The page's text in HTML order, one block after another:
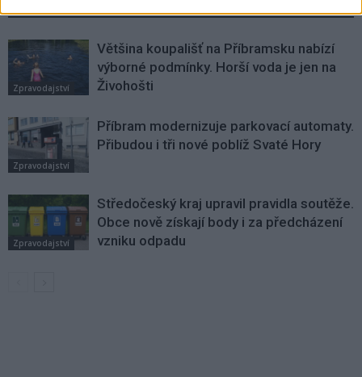
Zpravodajství
Většina koupališť na Příbramsku nabízí
výborné podmínky. Horší voda je jen na
Živohošti
Zpravodajství
Příbram modernizuje parkovací automaty.
Přibudou i tři nové poblíž Svaté Hory
Zpravodajství
Středočeský kraj upravil pravidla soutěže.
Obce nově získají body i za předcházení
vzniku odpadu